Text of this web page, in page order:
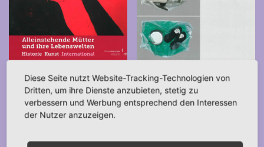
Single Moms – Alleinstehende
Mütter und ihre Lebenswelten
Frauen bei Olympia (2008)
12,00
Diese Seite nutzt Website-Tracking-Technologien von
Dritten, um ihre Dienste anzubieten, stetig zu
verbessern und Werbung entsprechend den Interessen
der Nutzer anzuzeigen.